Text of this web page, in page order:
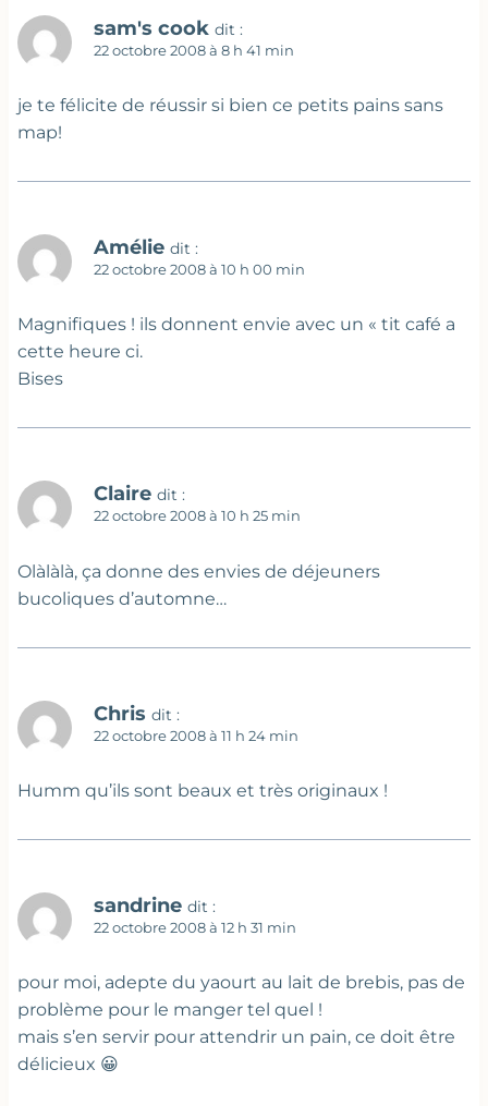
sam's cook dit :
22 octobre 2008 à 8 h 41 min
je te félicite de réussir si bien ce petits pains sans
map!
Amélie dit :
22 octobre 2008 à 10 h 00 min
Magnifiques ! ils donnent envie avec un « tit café a
cette heure ci.
Bises
Claire dit :
22 octobre 2008 à 10 h 25 min
Olàlàlà, ça donne des envies de déjeuners
bucoliques d’automne…
Chris dit :
22 octobre 2008 à 11 h 24 min
Humm qu’ils sont beaux et très originaux !
sandrine dit :
22 octobre 2008 à 12 h 31 min
pour moi, adepte du yaourt au lait de brebis, pas de
problème pour le manger tel quel !
mais s’en servir pour attendrir un pain, ce doit être
délicieux 😀